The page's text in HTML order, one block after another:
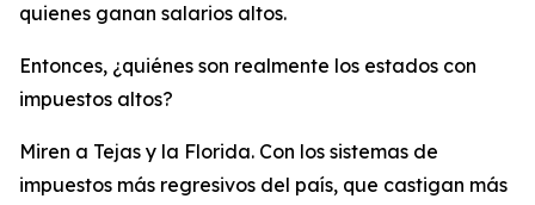
quienes ganan salarios altos.
Entonces, ¿quiénes son realmente los estados con
impuestos altos?
Miren a Tejas y la Florida. Con los sistemas de
impuestos más regresivos del país, que castigan más